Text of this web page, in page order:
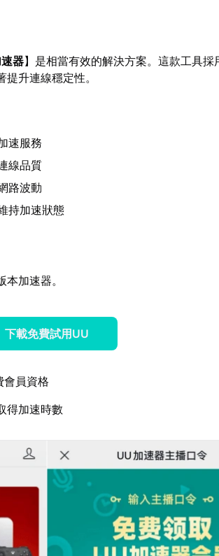
器】是相當有效的解決方案。這款工具採
升連線穩定性。
速服務
線品質
路波動
持加速狀態
加速器。
下載免費試用UU
會員資格
得加速時數